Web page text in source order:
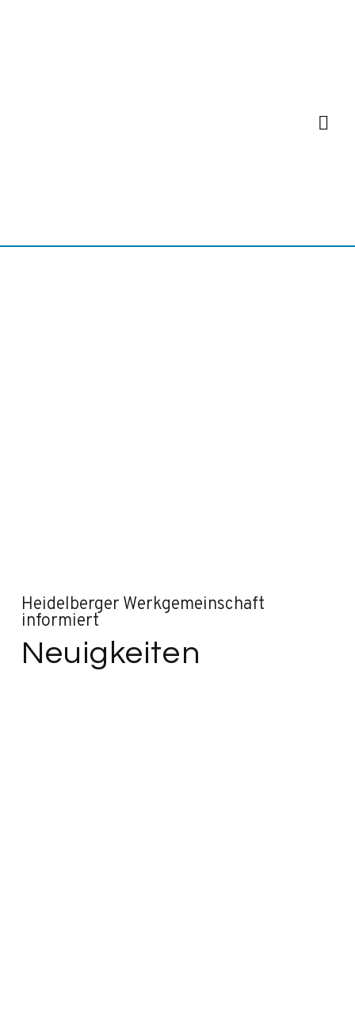
Heidelberger Werkgemeinschaft
informiert
Neuigkeiten